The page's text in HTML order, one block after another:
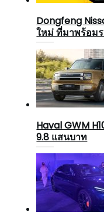
Dongfeng
ใหม่ ที่มาพร้อมร
Haval GWM
9.8 แสนบาท